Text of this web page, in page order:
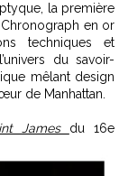
la première
en or
techniques et
’univers du savoir-
mêlant design
de Manhattan.
James du 16e